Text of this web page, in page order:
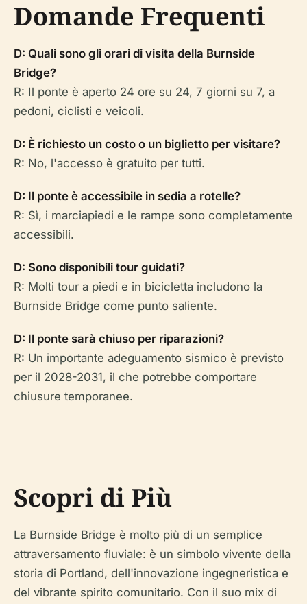
Domande Frequenti
D: Quali sono gli orari di visita della Burnside
Bridge?
R: Il ponte è aperto 24 ore su 24, 7 giorni su 7, a
pedoni, ciclisti e veicoli.
D: È richiesto un costo o un biglietto per visitare?
R: No, l'accesso è gratuito per tutti.
D: Il ponte è accessibile in sedia a rotelle?
R: Sì, i marciapiedi e le rampe sono completamente
accessibili.
D: Sono disponibili tour guidati?
R: Molti tour a piedi e in bicicletta includono la
Burnside Bridge come punto saliente.
D: Il ponte sarà chiuso per riparazioni?
R: Un importante adeguamento sismico è previsto
per il 2028-2031, il che potrebbe comportare
chiusure temporanee.
Scopri di Più
La Burnside Bridge è molto più di un semplice
attraversamento fluviale: è un simbolo vivente della
storia di Portland, dell'innovazione ingegneristica e
del vibrante spirito comunitario. Con il suo mix di